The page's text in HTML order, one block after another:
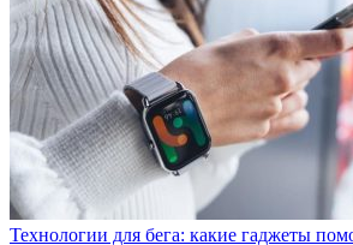
Технологии для бега: какие гаджеты